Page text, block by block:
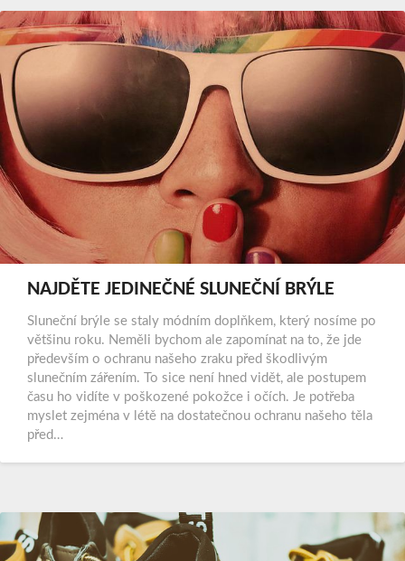
NAJDĚTE JEDINEČNÉ SLUNEČNÍ BRÝLE
Sluneční brýle se staly módním doplňkem, který nosíme po
většinu roku. Neměli bychom ale zapomínat na to, že jde
především o ochranu našeho zraku před škodlivým
slunečním zářením. To sice není hned vidět, ale postupem
času ho vidíte v poškozené pokožce i očích. Je potřeba
myslet zejména v létě na dostatečnou ochranu našeho těla
před…